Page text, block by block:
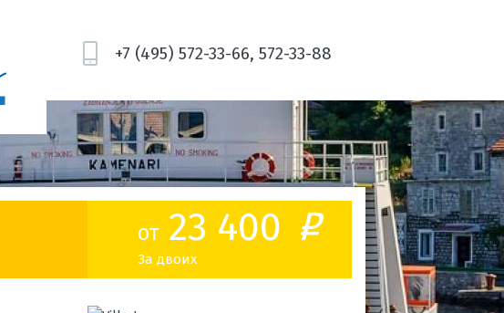
+7 (495) 572-33-66, 572-33-88
от23 400 o
За двоих